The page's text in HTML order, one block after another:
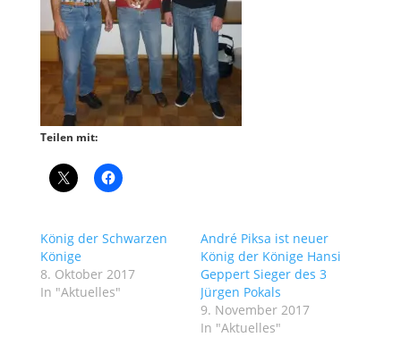
Teilen mit:
König der Schwarzen
Könige
8. Oktober 2017
In "Aktuelles"
André Piksa ist neuer
König der Könige Hansi
Geppert Sieger des 3
Jürgen Pokals
9. November 2017
In "Aktuelles"